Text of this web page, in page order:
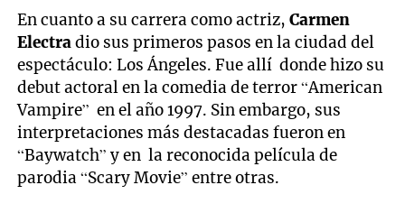
En cuanto a su carrera como actriz,Carmen
Electradio sus primeros pasos en la ciudad del
espectáculo: Los Ángeles. Fue allí donde hizo su
debut actoral en la comedia de terror “American
Vampire” en el año 1997. Sin embargo, sus
interpretaciones más destacadas fueron en
“Baywatch” y en la reconocida película de
parodia “Scary Movie” entre otras.